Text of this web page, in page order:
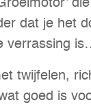
dat je het
verrassing
twijfelen,
goed is